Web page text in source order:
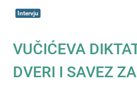
Intervju
VUČIĆEVA
DVERI I SAVEZ